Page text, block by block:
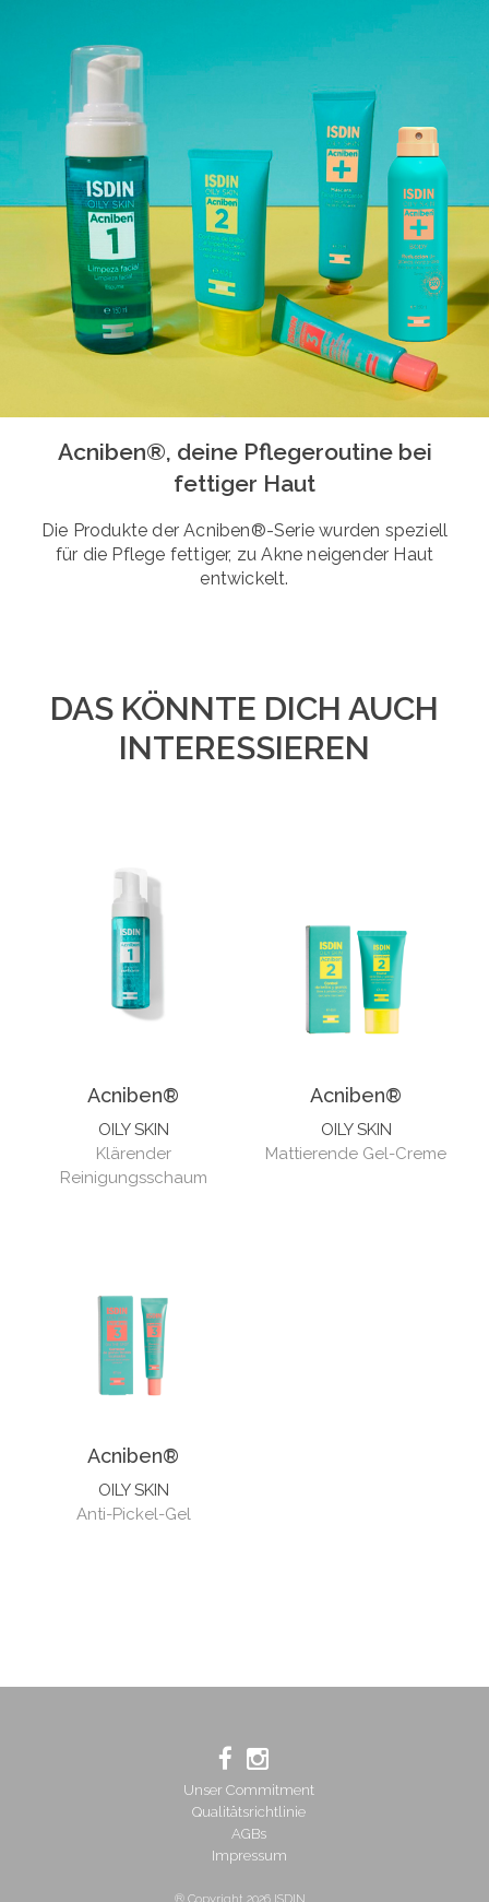
Acniben®, deine Pflegeroutine bei
fettiger Haut
Die Produkte der Acniben®-Serie wurden speziell
für die Pflege fettiger, zu Akne neigender Haut
entwickelt.
DAS KÖNNTE DICH AUCH
INTERESSIEREN
Acniben®
OILY SKIN
Klärender
Reinigungsschaum
Acniben®
OILY SKIN
Mattierende Gel-Creme
Acniben®
OILY SKIN
Anti-Pickel-Gel
Unser Commitment
Qualitätsrichtlinie
AGBs
Impressum
® Copyright 2026 ISDIN